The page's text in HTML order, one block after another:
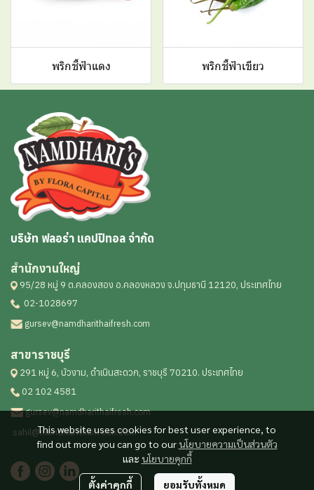
พริกชี้ฟ้าแดง พริกชี้ฟ้าเขียว
This website uses cookies for best user experience, to
find out more you can go to our นโยบายความเป็นส่วนตัว
และ นโยบายคุกกี้
ตั้งค่าคุกกี้ ยอมรับทั้งหมด
บริษัท ฟลอร่า แคปปิทอล จำกัด
สำนักงานใหญ่
95/28 หมู่ 9 ต.คลองสอง อ.คลองหลวง จ.ปทุมธานี 12120, ประเทศไทย
02-1028697
gursev@namdharithaifresh.com
สาขาราชบุรี
291 หมู่ 6, บัวงาม, ดำเนินสะดวก, ราชบุรี 70210. ประเทศไทย
02 102 4581
gursev@namdharithaifresh.com
sahil@namdharithaifresh.com